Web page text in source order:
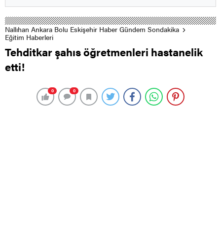
Nallıhan Ankara Bolu Eskişehir Haber Gündem Sondakika
Eğitim Haberleri
Tehditkar şahıs öğretmenleri hastanelik
etti!
0 0